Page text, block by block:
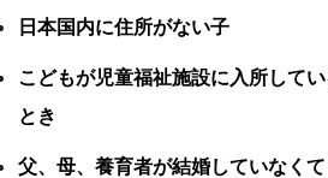
日本国内に住所がない子
こどもが児童福祉施設に入所して
とき
父、母、養育者が結婚していなく